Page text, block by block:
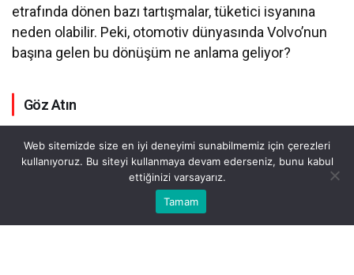
etrafında dönen bazı tartışmalar, tüketici isyanına
neden olabilir. Peki, otomotiv dünyasında Volvo’nun
başına gelen bu dönüşüm ne anlama geliyor?
Göz Atın
Bu web sitesinde en iyi deneyimi yaşamanızı sağlamak için
Eczaneler
Web sitemizde size en iyi deneyimi sunabilmemiz için çerezleri
kullanıyoruz. Bu siteyi kullanmaya devam ederseniz, bunu kabul
ettiğinizi varsayarız.
Tamam